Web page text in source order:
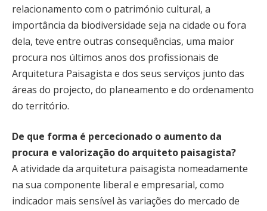
relacionamento com o património cultural, a
importância da biodiversidade seja na cidade ou fora
dela, teve entre outras consequências, uma maior
procura nos últimos anos dos profissionais de
Arquitetura Paisagista e dos seus serviços junto das
áreas do projecto, do planeamento e do ordenamento
do território.
De que forma é percecionado o aumento da
procura e valorização do arquiteto paisagista?
A atividade da arquitetura paisagista nomeadamente
na sua componente liberal e empresarial, como
indicador mais sensível às variações do mercado de